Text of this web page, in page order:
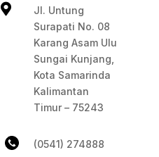

Jl. Untung
Surapati No. 08
Karang Asam Ulu
Sungai Kunjang,
Kota Samarinda
Kalimantan
Timur – 75243
(0541) 274888